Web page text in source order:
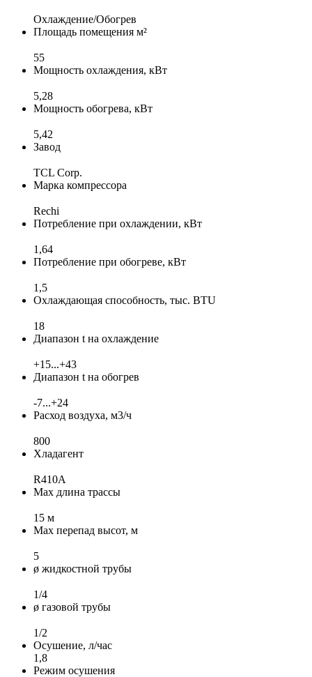
Охлаждение/Обогрев
Площадь помещения м²
55
Мощность охлаждения, кВт
5,28
Мощность обогрева, кВт
5,42
Завод
TCL Corp.
Марка компрессора
Rechi
Потребление при охлаждении, кВт
1,64
Потребление при обогреве, кВт
1,5
Охлаждающая способность, тыс. BTU
18
Диапазон t на охлаждение
+15...+43
Диапазон t на обогрев
-7...+24
Расход воздуха, м3/ч
800
Хладагент
R410A
Max длина трассы
15 м
Max перепад высот, м
5
ø жидкостной трубы
1/4
ø газовой трубы
1/2
Осушение, л/час
1,8
Режим осушения